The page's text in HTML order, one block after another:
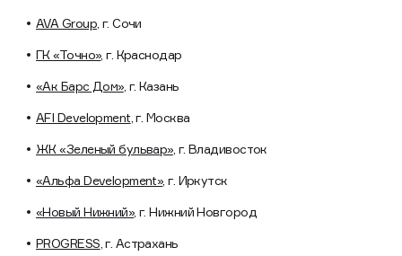
AVA Group, г. Сочи
ГК «Точно», г. Краснодар
«Ак Барс Дом», г. Казань
AFI Development , г. Москва
ЖК «Зеленый бульвар», г. Владивосток
«Альфа Development», г. Иркутск
«Новый Нижний», г. Нижний Новгород
PROGRESS , г. Астрахань